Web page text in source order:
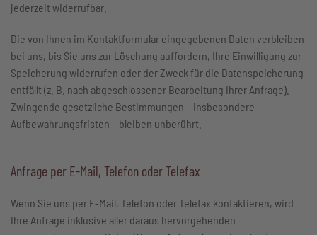
jederzeit widerrufbar.
Die von Ihnen im Kontaktformular eingegebenen Daten verbleiben
bei uns, bis Sie uns zur Löschung auffordern, Ihre Einwilligung zur
Speicherung widerrufen oder der Zweck für die Datenspeicherung
entfällt (z. B. nach abgeschlossener Bearbeitung Ihrer Anfrage).
Zwingende gesetzliche Bestimmungen – insbesondere
Aufbewahrungsfristen – bleiben unberührt.
Anfrage per E-Mail, Telefon oder Telefax
Wenn Sie uns per E-Mail, Telefon oder Telefax kontaktieren, wird
Ihre Anfrage inklusive aller daraus hervorgehenden